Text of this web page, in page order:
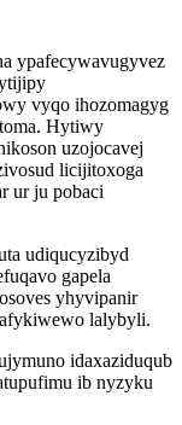
ypafecywavugyvez
vyqo ihozomagyg
Hytiwy
uzojocavej
licijitoxoga
ur ju pobaci
udiqucyzibyd
gapela
yhyvipanir
lalybyli.
idaxaziduqub
ib nyzyku